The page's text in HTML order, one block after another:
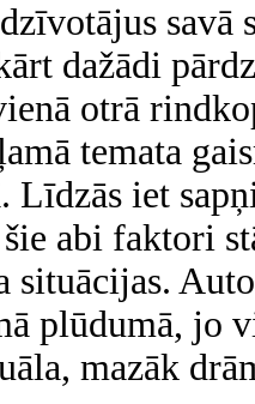
savā
dažādi
otrā
temata
Līdzās iet
abi faktori
plūdumā, jo
mazāk